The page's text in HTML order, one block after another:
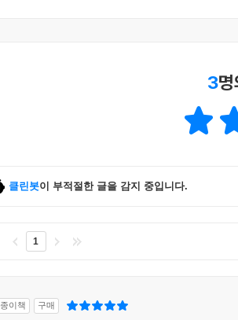
3
클린봇이 부적절한 글을 감지 중입니다.
1
종이책 구매